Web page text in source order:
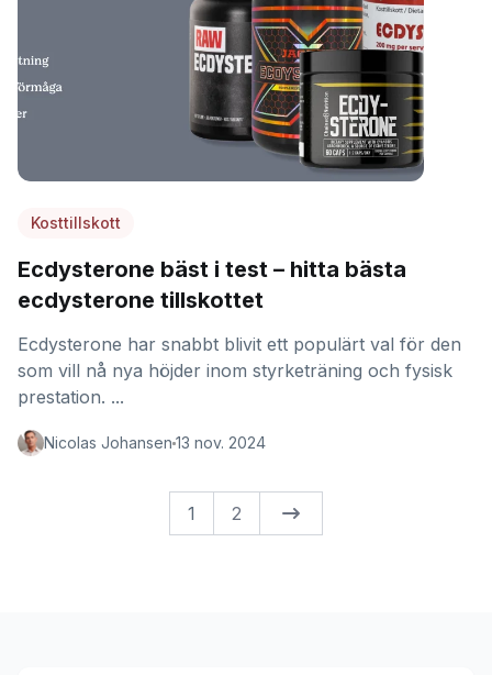
Kosttillskott
Ecdysterone bäst i test – hitta bästa
ecdysterone tillskottet
Ecdysterone har snabbt blivit ett populärt val för den
som vill nå nya höjder inom styrketräning och fysisk
prestation. ...
Nicolas Johansen 13 nov. 2024
1 2